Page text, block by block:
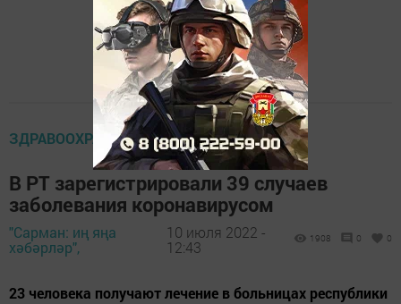
ЗДРАВООХРАНЕНИЕ
В РТ зарегистрировали 39 случаев
заболевания коронавирусом
"Сарман: иң яңа
хәбәрләр",
10 июля 2022 -
12:43
1908 0 0
23 человека получают лечение в больницах республики